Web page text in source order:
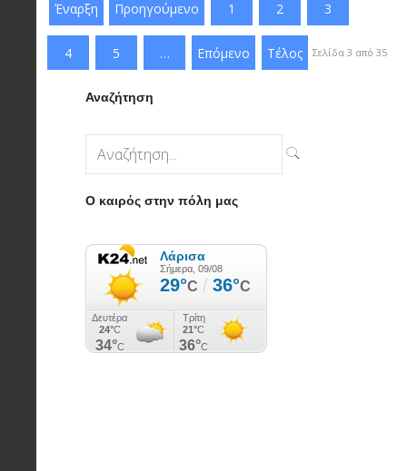
Έναρξη Προηγούμενο 1 2 3
4 5 … Επόμενο Τέλος Σελίδα 3 από 35
Αναζήτηση
Ο καιρός στην πόλη μας